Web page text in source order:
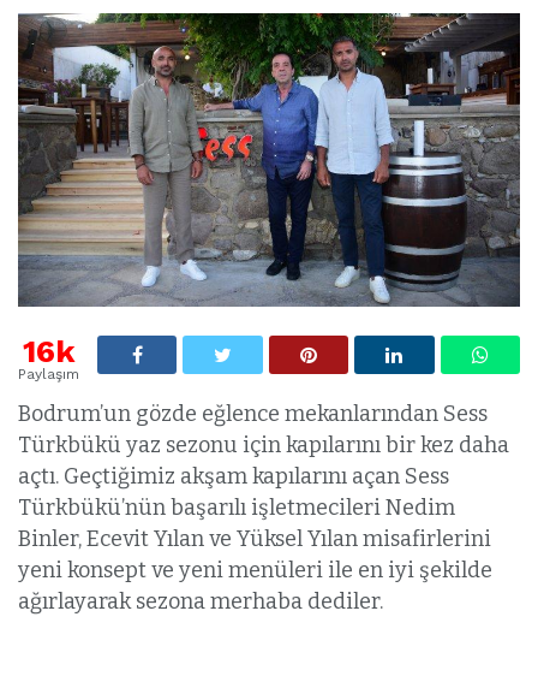
16k
Paylaşım
Bodrum’un gözde eğlence mekanlarından Sess
Türkbükü yaz sezonu için kapılarını bir kez daha
açtı. Geçtiğimiz akşam kapılarını açan Sess
Türkbükü’nün başarılı işletmecileri Nedim
Binler, Ecevit Yılan ve Yüksel Yılan misafirlerini
yeni konsept ve yeni menüleri ile en iyi şekilde
ağırlayarak sezona merhaba dediler.